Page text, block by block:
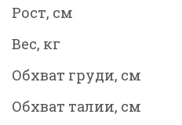
Рост, см
Вес, кг
Обхват груди, см
Обхват талии, см